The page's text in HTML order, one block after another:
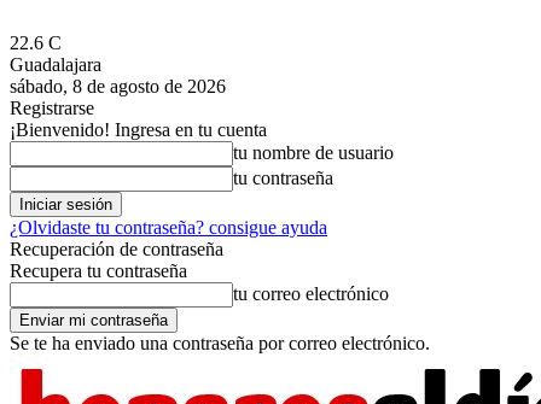
22.6 C
Guadalajara
sábado, 8 de agosto de 2026
Registrarse
¡Bienvenido! Ingresa en tu cuenta
tu nombre de usuario
tu contraseña
¿Olvidaste tu contraseña? consigue ayuda
Recuperación de contraseña
Recupera tu contraseña
tu correo electrónico
Se te ha enviado una contraseña por correo electrónico.